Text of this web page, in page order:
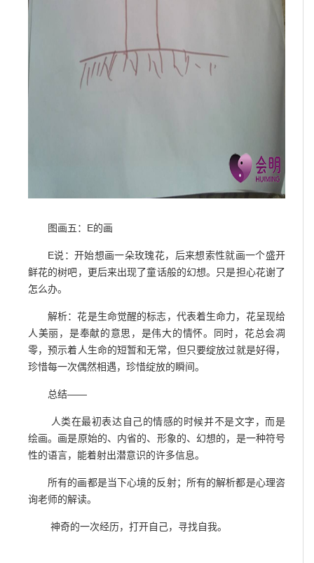
图画五：E的画
E说：开始想画一朵玫瑰花，后来想索性就画一个盛开
鲜花的树吧，更后来出现了童话般的幻想。只是担心花谢了
怎么办。
解析：花是生命觉醒的标志，代表着生命力，花呈现给
人美丽，是奉献的意思，是伟大的情怀。同时，花总会凋
零，预示着人生命的短暂和无常，但只要绽放过就是好得，
珍惜每一次偶然相遇，珍惜绽放的瞬间。
总结——
人类在最初表达自己的情感的时候并不是文字，而是
绘画。画是原始的、内省的、形象的、幻想的，是一种符号
性的语言，能着射出潜意识的许多信息。
所有的画都是当下心境的反射；所有的解析都是心理咨
询老师的解读。
神奇的一次经历，打开自己，寻找自我。